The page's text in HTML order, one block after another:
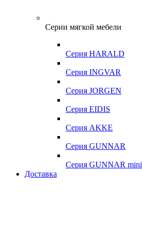
Серии мягкой мебели
Серия HARALD
Серия INGVAR
Серия JORGEN
Серия EIDIS
Серия AKKE
Серия GUNNAR
Серия GUNNAR mini
Доставка